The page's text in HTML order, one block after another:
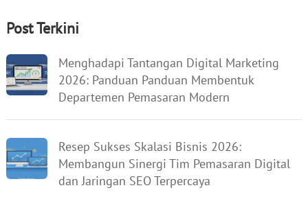
Post Terkini
Menghadapi Tantangan Digital Marketing
2026: Panduan Panduan Membentuk
Departemen Pemasaran Modern
Resep Sukses Skalasi Bisnis 2026:
Membangun Sinergi Tim Pemasaran Digital
dan Jaringan SEO Terpercaya